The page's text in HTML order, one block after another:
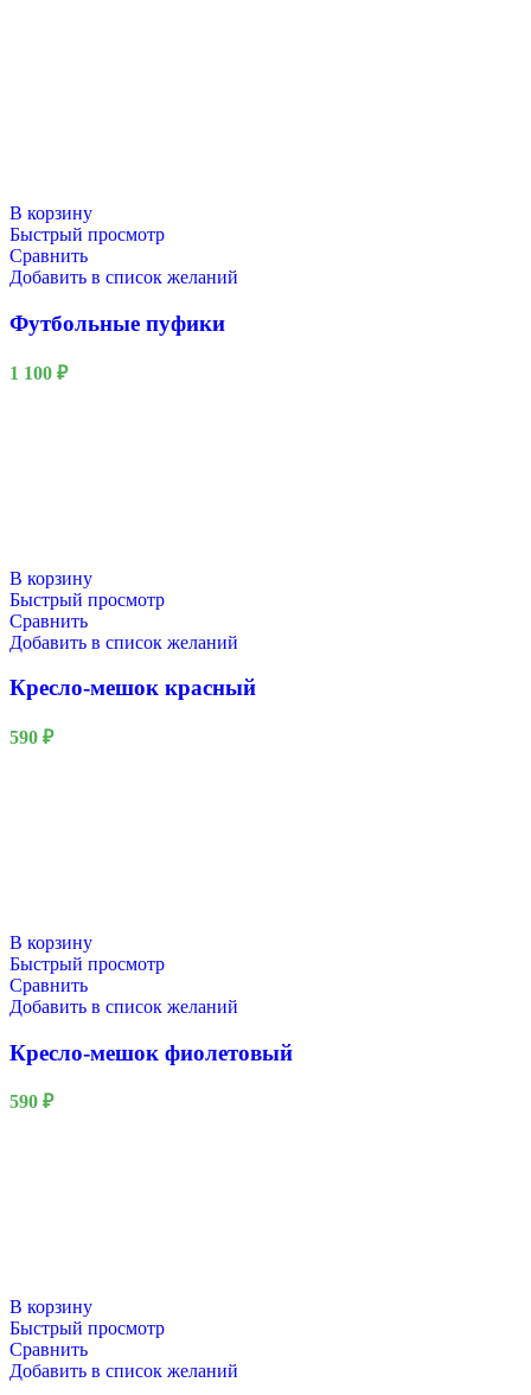
В корзину
Быстрый просмотр
Сравнить
Добавить в список желаний
Футбольные пуфики
1 100 ₽
В корзину
Быстрый просмотр
Сравнить
Добавить в список желаний
Кресло-мешок красный
590 ₽
В корзину
Быстрый просмотр
Сравнить
Добавить в список желаний
Кресло-мешок фиолетовый
590 ₽
В корзину
Быстрый просмотр
Сравнить
Добавить в список желаний